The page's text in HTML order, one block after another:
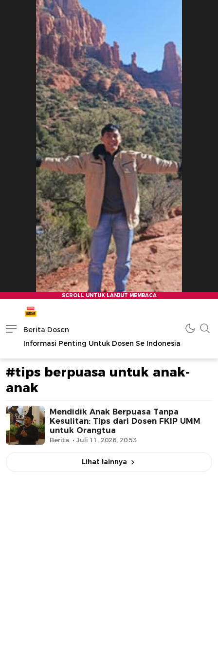
Berita Dosen
Informasi Penting Untuk Dosen Se Indonesia
#tips berpuasa untuk anak-
anak
Mendidik Anak Berpuasa Tanpa
Kesulitan: Tips dari Dosen FKIP UMM
untuk Orangtua
Berita Juli 11, 2026, 20:53
Lihat lainnya